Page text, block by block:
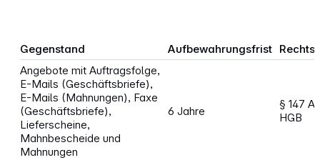
Gegenstand Aufbewahrungsfrist
Angebote mit Auftragsfolge,
E-Mails (Geschäftsbriefe),
E-Mails (Mahnungen), Faxe
(Geschäftsbriefe),
Lieferscheine,
Mahnbescheide und
Mahnungen
6 Jahre
§ 147
HGB